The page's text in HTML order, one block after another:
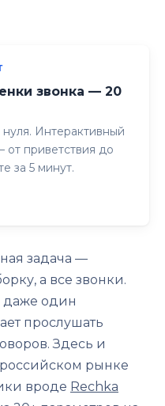
звонка — 20
нуля. Интерактивный
приветствия до
за 5 минут.
задача —
а все звонки.
даже один
прослушать
Здесь и
рынке
вроде Rechka